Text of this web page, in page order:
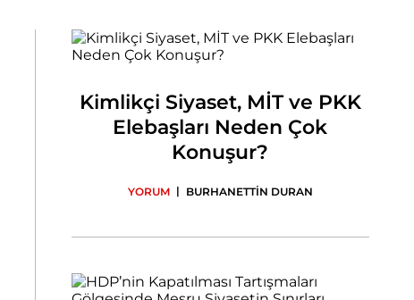
Kimlikçi Siyaset, MİT ve PKK
Elebaşları Neden Çok
Konuşur?
YORUM | BURHANETTİN DURAN